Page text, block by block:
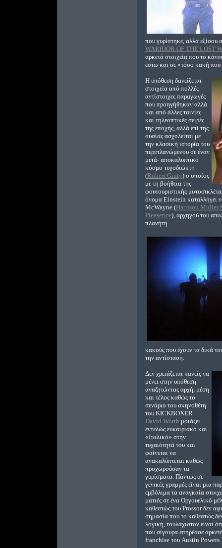
που γυρίστηκε, αλλά εξίσου
WARRIOR OF THE LOST
αρκετά στοιχεία που το
έστω και σε «τόσο κακή που
Η υπόθεση δανείζεται
στοιχεία από πολλές
αντίστοιχες παραγωγές
που προηγήθηκαν αλλά
και από άλλες ταινίες
και τηλεοπτικές σειρές
της εποχής, αλλά επί της
ουσίας ασχολείται με
την κλασική ιστορία του
περιπλανώμενου σε έναν
μετά- αποκαλυπτικό
κόσμο τυχοδιώκτη
(Robert Ginty) ο οποίος
με τη βοήθεια της
φουτουριστικής
όνομα Einstein καταλλήγει
McWayne (Harrison Muller
Pleasence), αρχηγού του
πλανήτη.
κακούς που έχουν τα δικά
την αντίσταση.
Δεν χρειάζεται κανείς να
μένει στην υπόθεση
αναζητώντας αρχή, μέση
και τέλος καθώς το
σενάριο του σκηνοθέτη
του KICKBOXER
David Worth μοιάζει
εντελώς ευκαιριακό και
«Ιταλικό» στην
τυχαιότητά του και
φαίνεται να
ανακαλύπτεται καθώς
προχωρούσαν τα
γυρίσματα. Πάντως σε
γενικές γραμμές είναι μια
εμβόλιμα τα αναγκαία
ματιές σε ένα Οργουελικό
καθεστώς του Prossor δεν
σημασία που το καθεστώς
λογική, τουλάχιστον είναι
που σίγουρα επηρέασε
franchise του Austin Powers.